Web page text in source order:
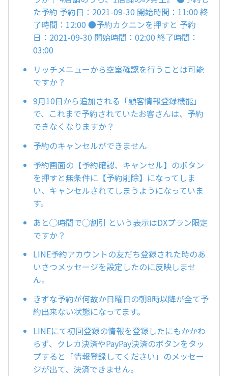
た予約 予約日：2021-09-30 開始時間：11:00 終
了時間：12:00 ●予約カクニンを押すと 予約
日：2021-09-30 開始時間：02:00 終了時間：
03:00
リッチメニューから空室確認を行うことは可能
ですか？
9月10日から追加される「顧客情報登録機能」
で、これまで予約されていたお客さんは、予約
できなくなりますか？
予約のキャンセルができません
予約画面の【予約確認、キャンセル】のボタン
を押すと無条件に【予約削除】になってしま
い、キャンセルされてしまうようになっていま
す。
あと◯時間で◯割引 という表示はDXプラン限定
ですか？
LINE予約アカウントの友だち登録された時のあ
いさつメッセージを設定したのに反映しませ
ん。
きずな予約が何故か日曜日の朝8時以降が全て予
約出来ない状態になってます。
LINEにて初回登録の情報を登録したにもかかわ
らず、クレカ決済やPayPay決済のボタンをタッ
プすると「情報登録してください」のメッセー
ジが出て、決済できません。